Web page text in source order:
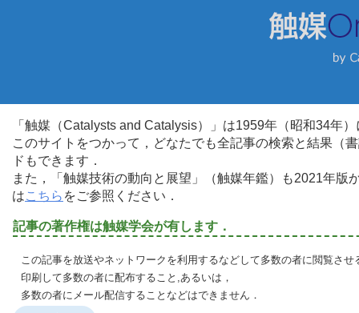
「触媒（Catalysts and Catalysis）」は1959年（昭和34年
このサイトをつかって，どなたでも全記事の検索と結果（
ドもできます．
また，「触媒技術の動向と展望」（触媒年鑑）も2021年
はこちら をご参照ください．
記事の著作権は触媒学会が有します．
この記事を放送やネットワークを利用するなどして多数の者に閲覧させ
印刷して多数の者に配布すること,あるいは，
多数の者にメール配信することなどはできません．